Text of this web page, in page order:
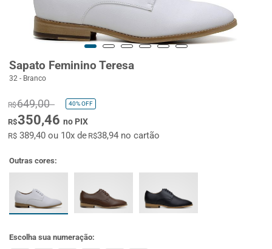
Sapato Feminino Teresa
32 - Branco
R$649,00 40%OFF
R$350,46 no PIX
R$ 389,40 ou 10x deR$38,94 no cartão
Outras cores:
Escolha sua numeração: